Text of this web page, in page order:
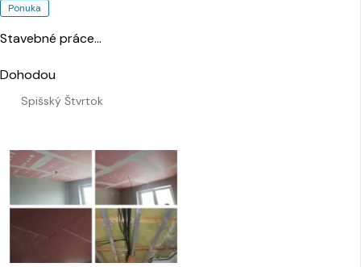
Ponuka
Stavebné práce…
Spišský Štvrtok
Dohodou